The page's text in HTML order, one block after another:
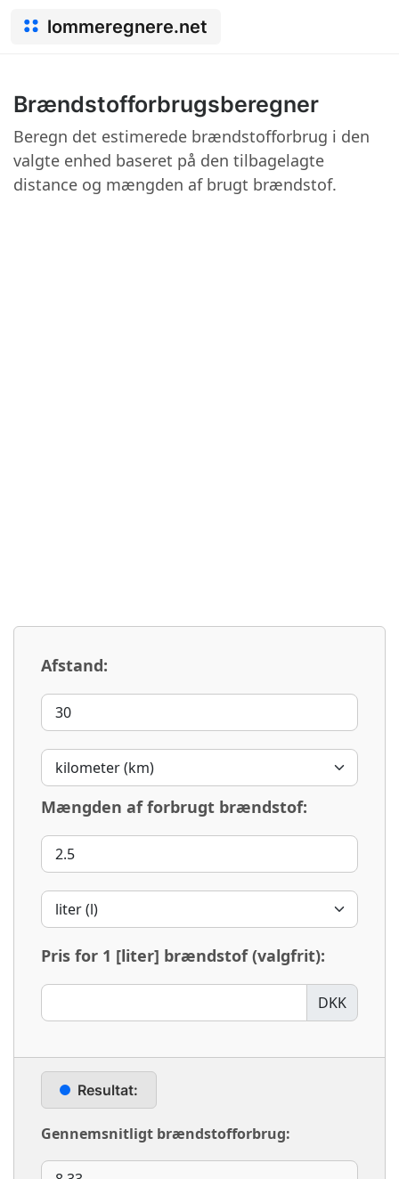
lommeregnere.net
Brændstofforbrugsberegner
Beregn det estimerede brændstofforbrug i den
valgte enhed baseret på den tilbagelagte
distance og mængden af ​​brugt brændstof.
Afstand:
Mængden af ​​forbrugt brændstof:
Pris for 1 [liter] brændstof (valgfrit):
DKK
Resultat:
Gennemsnitligt brændstofforbrug: